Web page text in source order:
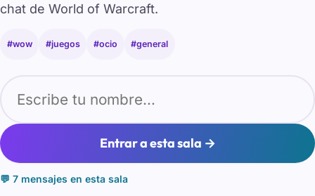
chat de World of Warcraft.
#wow #juegos #ocio #general
Entrar a esta sala →
💬 7 mensajes en esta sala